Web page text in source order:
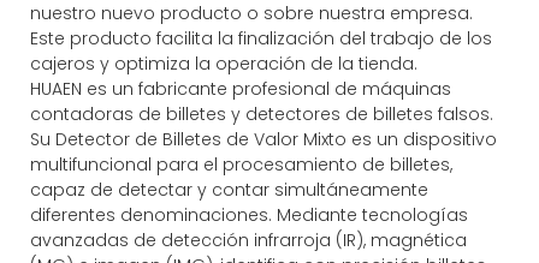
nuestro nuevo producto o sobre nuestra empresa.
Este producto facilita la finalización del trabajo de los
cajeros y optimiza la operación de la tienda.
HUAEN es un fabricante profesional de máquinas
contadoras de billetes y detectores de billetes falsos.
Su Detector de Billetes de Valor Mixto es un dispositivo
multifuncional para el procesamiento de billetes,
capaz de detectar y contar simultáneamente
diferentes denominaciones. Mediante tecnologías
avanzadas de detección infrarroja (IR), magnética